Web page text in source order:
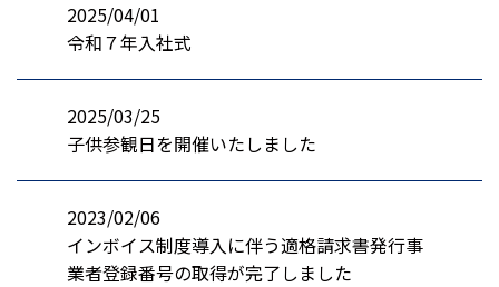
2025/04/01
令和７年入社式
2025/03/25
子供参観日を開催いたしました
2023/02/06
インボイス制度導入に伴う適格請求書発行事
業者登録番号の取得が完了しました